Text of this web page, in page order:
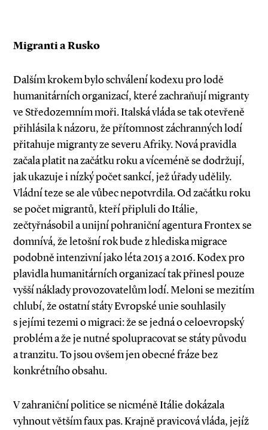
Migranti a Rusko
Dalším krokem bylo schválení kodexu pro lodě
humanitárních organizací, které zachraňují migranty
ve Středozemním moři. Italská vláda se tak otevřeně
přihlásila k názoru, že přítomnost záchranných lodí
přitahuje migranty ze severu Afriky. Nová pravidla
začala platit na začátku roku a víceméně se dodržují,
jak ukazuje i nízký počet sankcí, jež úřady udělily.
Vládní teze se ale vůbec nepotvrdila. Od začátku roku
se počet migrantů, kteří připluli do Itálie,
zečtyřnásobil a unijní pohraniční agentura Frontex se
domnívá, že letošní rok bude z hlediska migrace
podobně intenzivní jako léta 2015 a 2016. Kodex pro
plavidla humanitárních organizací tak přinesl pouze
vyšší náklady provozovatelům lodí. Meloni se mezitím
chlubí, že ostatní státy Evropské unie souhlasily
s jejími tezemi o migraci: že se jedná o celoevropský
problém a že je nutné spolupracovat se státy původu
a tranzitu. To jsou ovšem jen obecné fráze bez
konkrétního obsahu.
V zahraniční politice se nicméně Itálie dokázala
vyhnout větším faux pas. Krajně pravicová vláda, jejíž